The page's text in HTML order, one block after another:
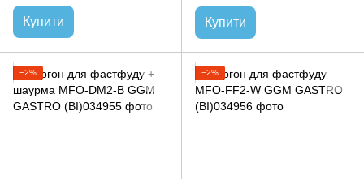
Купити Купити
−2% −2%